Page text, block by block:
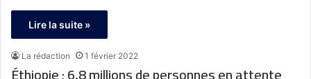
Lire la suite »
La rédaction 1 février 2022